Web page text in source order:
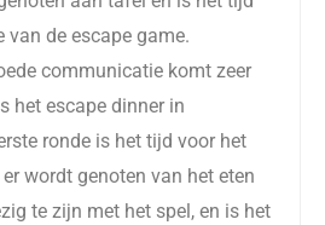
van de escape game.
communicatie komt zeer
het escape dinner in
ronde is het tijd voor het
wordt genoten van het eten
te zijn met het spel, en is het